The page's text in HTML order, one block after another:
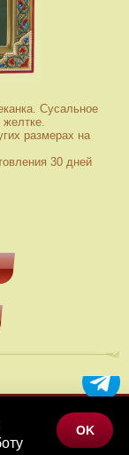
Сусальное
желтке.
размерах на
30 дней
OK